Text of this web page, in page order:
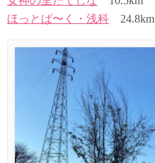
ほっとぱ〜く・浅科 24.8km